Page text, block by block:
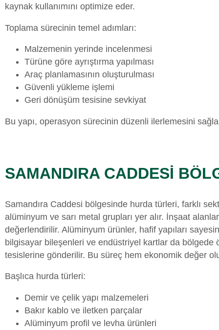
kaynak kullanımını optimize eder.
Toplama sürecinin temel adımları:
Malzemenin yerinde incelenmesi
Türüne göre ayrıştırma yapılması
Araç planlamasının oluşturulması
Güvenli yükleme işlemi
Geri dönüşüm tesisine sevkiyat
Bu yapı, operasyon sürecinin düzenli ilerlemesini
SAMANDIRA CADDESİ
Samandıra Caddesi bölgesinde hurda türleri, farklı
alüminyum ve sarı metal grupları yer alır. İnşaat
değerlendirilir. Alüminyum ürünler, hafif yapıları
bilgisayar bileşenleri ve endüstriyel kartlar da bölgede
tesislerine gönderilir. Bu süreç hem ekonomik değer
Başlıca hurda türleri:
Demir ve çelik yapı malzemeleri
Bakır kablo ve iletken parçalar
Alüminyum profil ve levha ürünleri